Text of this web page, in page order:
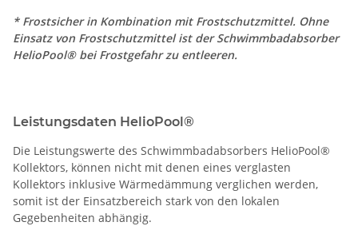
* Frostsicher in Kombination mit Frostschutzmittel. Ohne
Einsatz von Frostschutzmittel ist der Schwimmbadabsorber
HelioPool® bei Frostgefahr zu entleeren.
Leistungsdaten HelioPool®
Die Leistungswerte des Schwimmbadabsorbers HelioPool®
Kollektors, können nicht mit denen eines verglasten
Kollektors inklusive Wärmedämmung verglichen werden,
somit ist der Einsatzbereich stark von den lokalen
Gegebenheiten abhängig.